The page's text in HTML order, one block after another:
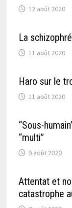
12 août 2020
La
11 août 2020
Haro sur le
11 août 2020
“Sous-
“multi”
9 août 2020
Attentat et
catastrophe